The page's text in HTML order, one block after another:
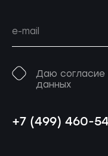
Даю согласие
данных
+7 (499) 460-